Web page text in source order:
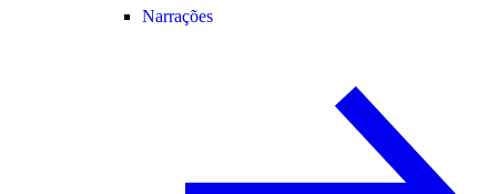
Narrações